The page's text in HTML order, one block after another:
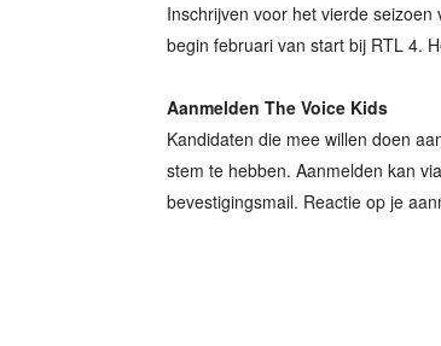
Inschrijven voor het vierde
begin februari van start bij RTL 4.
Aanmelden The Voice Kids
Kandidaten die mee willen doen
stem te hebben. Aanmelden kan
bevestigingsmail. Reactie op je